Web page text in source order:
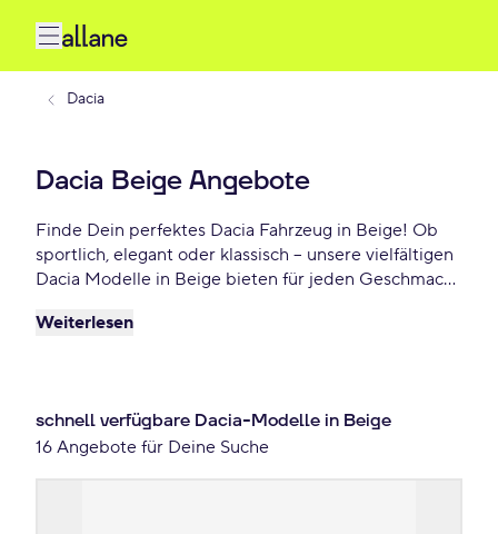
Dacia
Dacia Beige Angebote
Finde Dein perfektes Dacia Fahrzeug in Beige! Ob
sportlich, elegant oder klassisch – unsere vielfältigen
Dacia Modelle in Beige bieten für jeden Geschmack
von flexiblen Leasing- oder Finanzierungsoptionen.
Weiterlesen
schnell verfügbare Dacia-Modelle in Beige
16 Angebote für Deine Suche